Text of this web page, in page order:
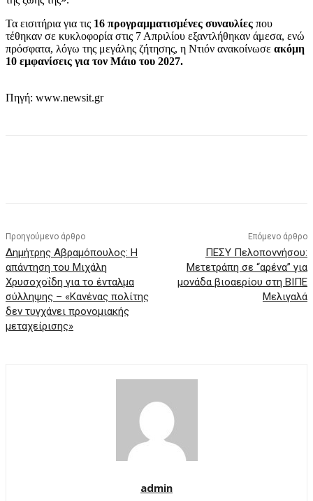
Τα εισιτήρια για τις 16 προγραμματισμένες συναυλίες που
τέθηκαν σε κυκλοφορία στις 7 Απριλίου εξαντλήθηκαν άμεσα, ενώ
πρόσφατα, λόγω της μεγάλης ζήτησης, η Ντιόν ανακοίνωσε ακόμη
10 εμφανίσεις για τον Μάιο του 2027.
Πηγή: www.newsit.gr
Προηγούμενο άρθρο
Δημήτρης Αβραμόπουλος: Η
απάντηση του Μιχάλη
Χρυσοχοΐδη για το ένταλμα
σύλληψης – «Κανένας πολίτης
δεν τυγχάνει προνομιακής
μεταχείρισης»
Επόμενο άρθρο
ΠΕΣΥ Πελοποννήσου:
Μετετράπη σε “αρένα” για
μονάδα βιοαερίου στη ΒΙΠΕ
Μελιγαλά
admin